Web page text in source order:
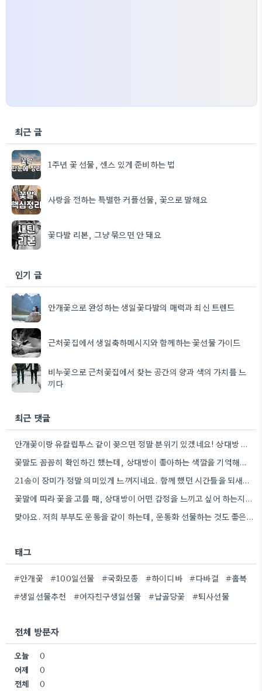
최근 글
1주년 꽃 선물, 센스 있게 준비하는 법
사랑을 전하는 특별한 커플선물, 꽃으로 말해요
꽃다발 리본, 그냥 묶으면 안 돼요
인기 글
안개꽃으로 완성하는 생일꽃다발의 매력과 최신 트렌드
근처꽃집에서 생일축하메시지와 함께하는 꽃선물 가이드
비누꽃으로 근처꽃집에서 찾는 공간의 향과 색의 가치를 느
끼다
최근 댓글
안개꽃이랑 유칼립투스 같이 꽂으면 정말 분위기 있겠네요! 상대방 취향 생각하는 것도 좋지만, 꽃말도 고려하면 센스+
꽃말도 꼼꼼히 확인하긴 했는데, 상대방이 좋아하는 색깔을 기억해두는 게 더 센스 있을 것 같아요.
21송이 장미가 정말 의미있게 느껴지네요. 함께 했던 시간들을 되새기며 선물을 고른다는 마음이 잘 전달될 것…
꽃말에 따라 꽃을 고를 때, 상대방이 어떤 감정을 느끼고 싶어 하는지 생각하는 게 정말 좋은…
맞아요. 저희 부부도 운동을 같이 하는데, 운동화 선물하는 것도 좋은 생각이었네요. 꽃과 함께라면 더 센스…
태그
#안개꽃 #100일선물 #국화모종 #하이디바 #다바걸
#홀복
#생일선물추천
#여자친구생일선물 #납골당꽃 #퇴사선물
전체 방문자
오늘
0
어제
0
전체
0